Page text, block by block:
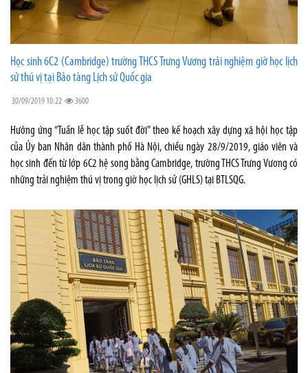
Học sinh 6C2 (Cambridge) trường THCS Trưng Vương trải nghiệm giờ học lịch
sử thú vị tại Bảo tàng Lịch sử Quốc gia
30/09/2019 10:22 3600
Hưởng ứng “Tuần lễ học tập suốt đời” theo kế hoạch xây dựng xã hội học tập
của Ủy ban Nhân dân thành phố Hà Nội, chiều ngày 28/9/2019, giáo viên và
học sinh đến từ lớp 6C2 hệ song bằng Cambridge, trường THCS Trưng Vương có
những trải nghiệm thú vị trong giờ học lịch sử (GHLS) tại BTLSQG.